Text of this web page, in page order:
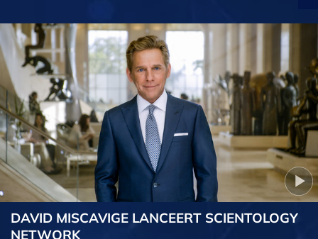
DAVID MISCAVIGE LANCEERT SCIENTOLOGY
NETWORK